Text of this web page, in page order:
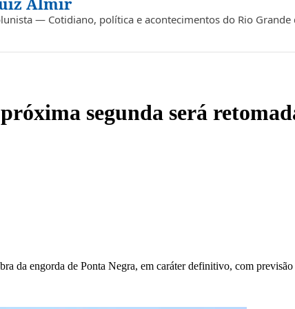
— Cotidiano, política e acontecimentos do Rio Grande
segunda será
da engorda de Ponta Negra, em caráter definitivo, com